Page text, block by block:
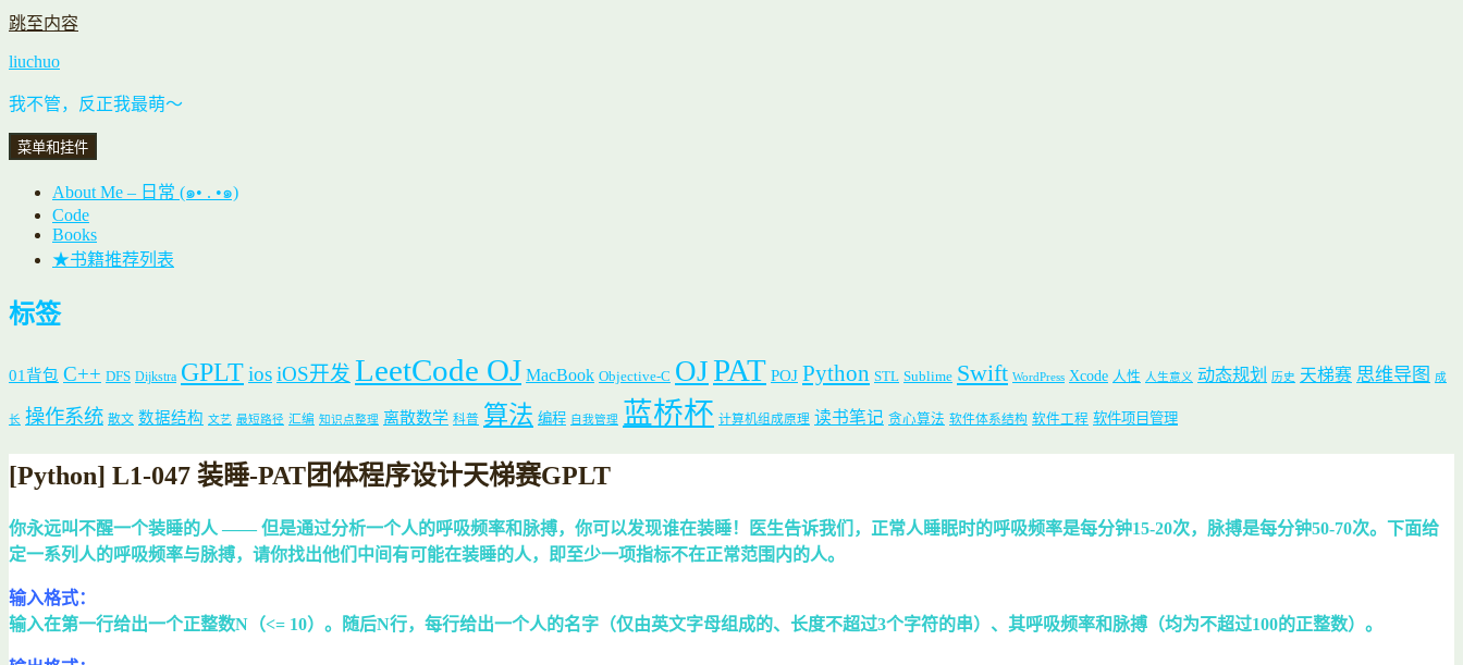
跳至内容
liuchuo
我不管，反正我最萌～
菜单和挂件
About Me – 日常 (๑• . •๑)
Code
Books
★书籍推荐列表
标签
01背包 C++ DFS Dijkstra GPLTiosiOS开发 LeetCode OJ MacBook Objective-C OJPAT POJ Python STL Sublime Swift WordPress Xcode 人性 人生意义 动态规划 历史 天梯赛 思维导图 成
长 操作系统 散文 数据结构 文艺 最短路径 汇编 知识点整理 离散数学 科普 算法 编程 自我管理 蓝桥杯 计算机组成原理 读书笔记 贪心算法 软件体系结构 软件工程 软件项目管理
[Python] L1-047 装睡-PAT团体程序设计天梯赛GPLT
你永远叫不醒一个装睡的人 —— 但是通过分析一个人的呼吸频率和脉搏，你可以发现谁在装睡！医生告诉我们，正常人睡眠时的呼吸频率是每分钟15-20次，脉搏是每分钟50-70次。下面给
定一系列人的呼吸频率与脉搏，请你找出他们中间有可能在装睡的人，即至少一项指标不在正常范围内的人。
输入格式：
输入在第一行给出一个正整数N（<= 10）。随后N行，每行给出一个人的名字（仅由英文字母组成的、长度不超过3个字符的串）、其呼吸频率和脉搏（均为不超过100的正整数）。